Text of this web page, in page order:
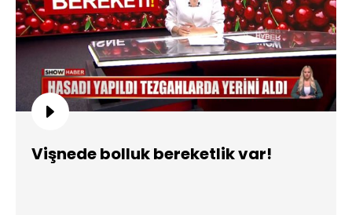
Vişnede bolluk bereketlik var!